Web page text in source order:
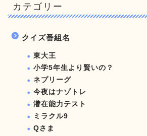
カテゴリー
クイズ番組名
東大王
小学5年生より賢いの？
ネプリーグ
今夜はナゾトレ
潜在能力テスト
ミラクル9
Qさま